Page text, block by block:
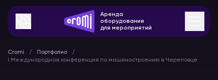
Аренда
оборудования
для мероприятий
Cromi
Портфолио
I Международная конференция по машиностроению в Череповце